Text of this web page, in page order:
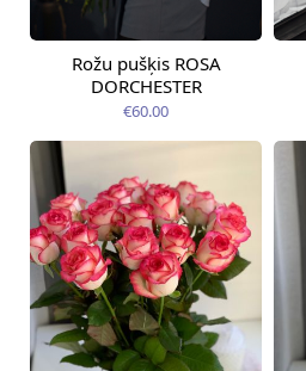
Pieejams šodien
Rožu pušķis ROSA
DORCHESTER
€60.00